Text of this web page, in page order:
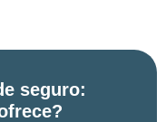
seguro: